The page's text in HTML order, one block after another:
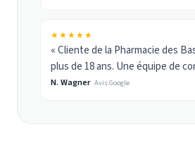
★★★★★
« Cliente de la Pharmacie des
plus de 18 ans. Une équipe de
N. Wagner Avis Google